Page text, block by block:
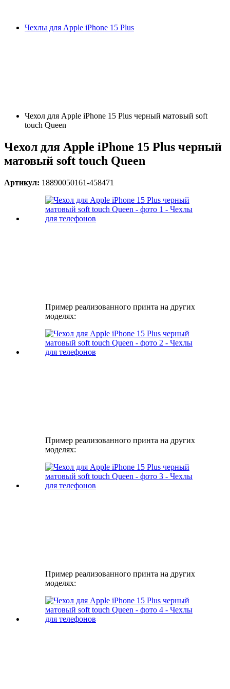
Чехлы для Apple iPhone 15 Plus
Чехол для Apple iPhone 15 Plus черный матовый soft
touch Queen
Чехол для Apple iPhone 15 Plus черный
матовый soft touch Queen
Артикул: 18890050161-458471
Пример реализованного принта на других
моделях:
Пример реализованного принта на других
моделях:
Пример реализованного принта на других
моделях: